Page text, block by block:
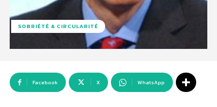
SOBRIÉTÉ & CIRCULARITÉ
Facebook X WhatsApp